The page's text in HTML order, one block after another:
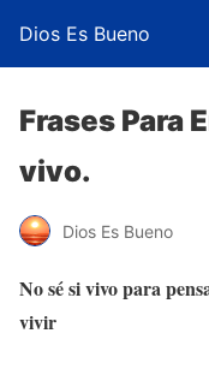
Dios Es Bueno
Frases Para
vivo.
Dios Es Bueno
No sé si vivo para
vivir